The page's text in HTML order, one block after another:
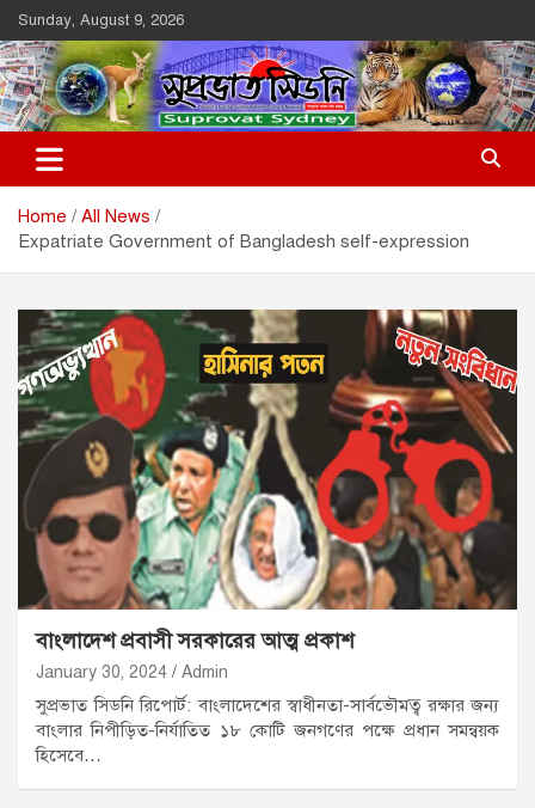
Skip
to
content
Sunday, August 9, 2026
Suprovat Sydney
The Leading Bangladesh Community Newspaper In Australia
Home
All News
Expatriate Government of Bangladesh self-expression
বাংলাদেশ প্রবাসী সরকারের আত্ম প্রকাশ
January 30, 2024 Admin
সুপ্রভাত সিডনি রিপোর্ট: বাংলাদেশের স্বাধীনতা-সার্বভৌমত্ব রক্ষার জন্য
বাংলার নিপীড়িত-নির্যাতিত ১৮ কোটি জনগণের পক্ষে প্রধান সমন্বয়ক
হিসেবে…